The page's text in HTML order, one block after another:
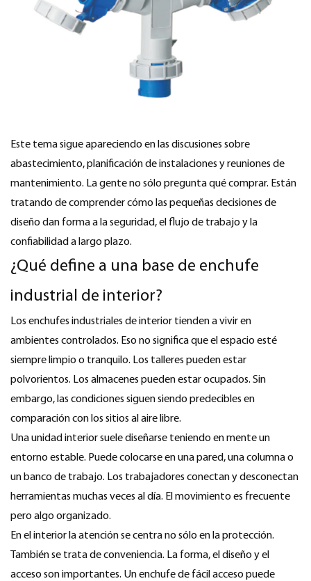
Este tema sigue apareciendo en las discusiones sobre
abastecimiento, planificación de instalaciones y reuniones de
mantenimiento. La gente no sólo pregunta qué comprar. Están
tratando de comprender cómo las pequeñas decisiones de
diseño dan forma a la seguridad, el flujo de trabajo y la
confiabilidad a largo plazo.
¿Qué define a una base de enchufe
industrial de interior?
Los enchufes industriales de interior tienden a vivir en
ambientes controlados. Eso no significa que el espacio esté
siempre limpio o tranquilo. Los talleres pueden estar
polvorientos. Los almacenes pueden estar ocupados. Sin
embargo, las condiciones siguen siendo predecibles en
comparación con los sitios al aire libre.
Una unidad interior suele diseñarse teniendo en mente un
entorno estable. Puede colocarse en una pared, una columna o
un banco de trabajo. Los trabajadores conectan y desconectan
herramientas muchas veces al día. El movimiento es frecuente
pero algo organizado.
En el interior la atención se centra no sólo en la protección.
También se trata de conveniencia. La forma, el diseño y el
acceso son importantes. Un enchufe de fácil acceso puede